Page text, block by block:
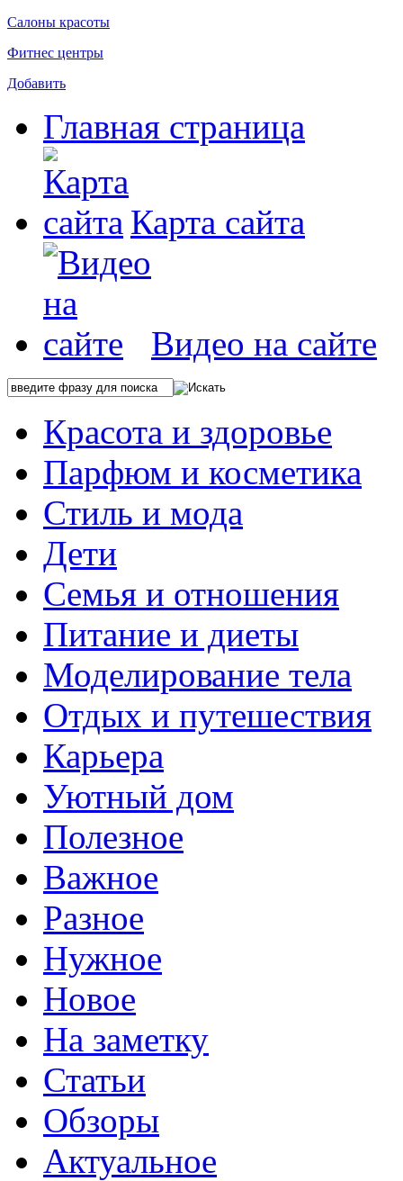
Салоны красоты
Фитнес центры
Добавить
Главная страница
Карта сайта
Видео на сайте
Красота и здоровье
Парфюм и косметика
Стиль и мода
Дети
Семья и отношения
Питание и диеты
Моделирование тела
Отдых и путешествия
Карьера
Уютный дом
Полезное
Важное
Разное
Нужное
Новое
На заметку
Статьи
Обзоры
Актуальное